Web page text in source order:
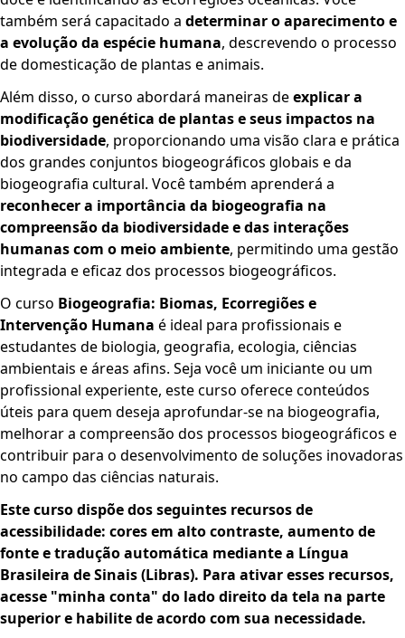
também será capacitado a determinar o aparecimento e
a evolução da espécie humana, descrevendo o processo
de domesticação de plantas e animais.
Além disso, o curso abordará maneiras deexplicar a
modificação genética de plantas e seus impactos na
biodiversidade, proporcionando uma visão clara e prática
dos grandes conjuntos biogeográficos globais e da
biogeografia cultural. Você também aprenderá a
reconhecer a importância da biogeografia na
compreensão da biodiversidade e das interações
humanas com o meio ambiente, permitindo uma gestão
integrada e eficaz dos processos biogeográficos.
O curso Biogeografia: Biomas, Ecorregiões e
Intervenção Humana é ideal para profissionais e
estudantes de biologia, geografia, ecologia, ciências
ambientais e áreas afins. Seja você um iniciante ou um
profissional experiente, este curso oferece conteúdos
úteis para quem deseja aprofundar-se na biogeografia,
melhorar a compreensão dos processos biogeográficos e
contribuir para o desenvolvimento de soluções inovadoras
no campo das ciências naturais.
Este curso dispõe dos seguintes recursos de
acessibilidade: cores em alto contraste, aumento de
fonte e tradução automática mediante a Língua
Brasileira de Sinais (Libras). Para ativar esses recursos,
acesse "minha conta" do lado direito da tela na parte
superior e habilite de acordo com sua necessidade.